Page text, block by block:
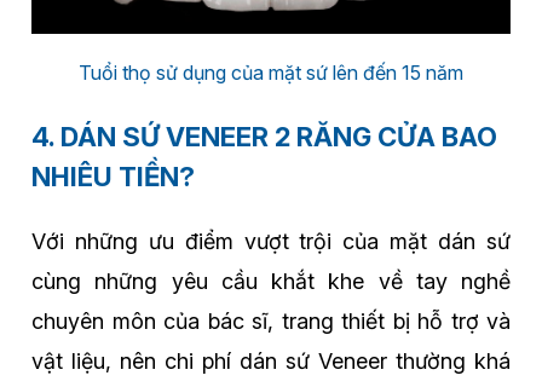
Tuổi thọ sử dụng của mặt sứ lên đến 15 năm
4. DÁN SỨ VENEER 2 RĂNG CỬA BAO
NHIÊU TIỀN?
Với những ưu điểm vượt trội của mặt dán sứ
cùng những yêu cầu khắt khe về tay nghề
chuyên môn của bác sĩ, trang thiết bị hỗ trợ và
vật liệu, nên chi phí dán sứ Veneer thường khá